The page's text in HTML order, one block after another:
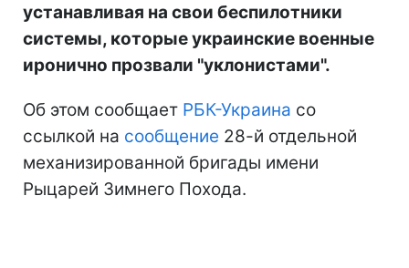
устанавливая на свои беспилотники
системы, которые украинские военные
иронично прозвали "уклонистами".
Об этом сообщает РБК-Украина со
ссылкой на сообщение 28-й отдельной
механизированной бригады имени
Рыцарей Зимнего Похода.